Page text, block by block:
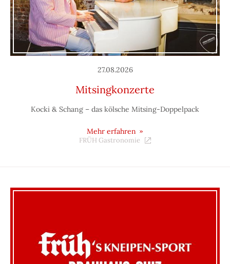
27.08.2026
Mitsingkonzerte
Kocki & Schang – das kölsche Mitsing-Doppelpack
Mehr erfahren
FRÜH Gastronomie